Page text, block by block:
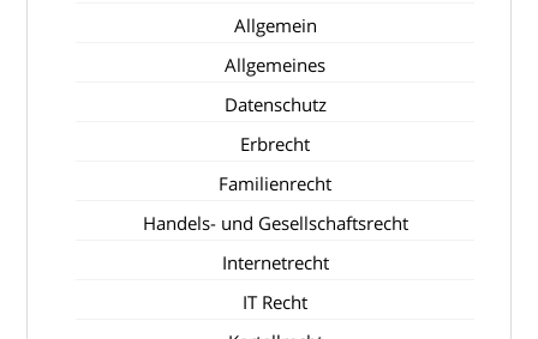
Allgemein
Allgemeines
Datenschutz
Erbrecht
Familienrecht
Handels- und Gesellschaftsrecht
Internetrecht
IT Recht